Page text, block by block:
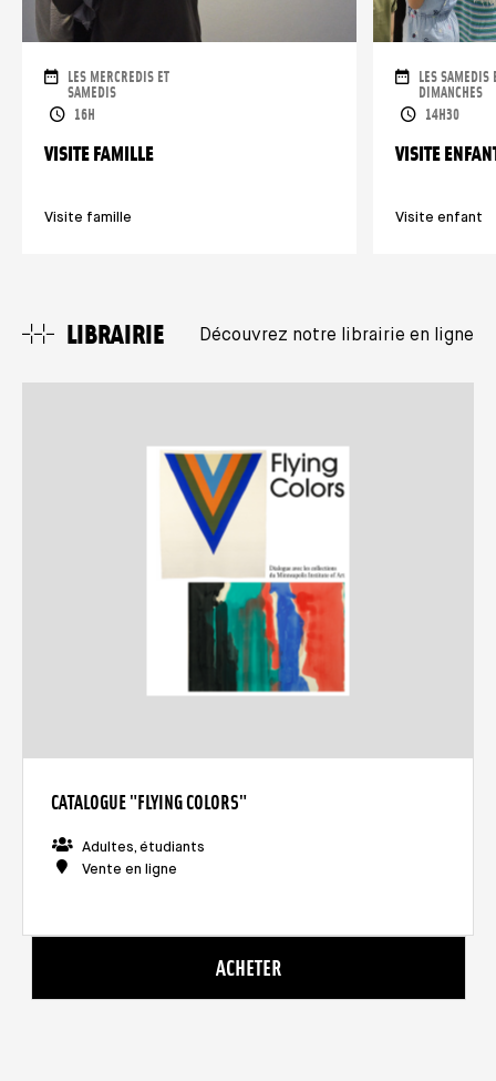
VISITE FAMILLE
Visite famille
DATES
LES MERCREDIS ET
SAMEDIS
HORAIRES
16H
VISITE
Visite enfant
DATES
LES SAMEDIS
DIMANCHES
HORAIRES
14H30
LIBRAIRIE Découvrez notre librairie en ligne
CATALOGUE "FLYING COLORS"
Adultes, étudiants
Vente en ligne
ACHETER